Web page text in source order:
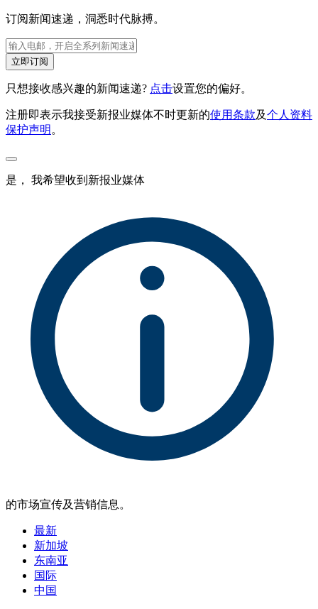
订阅新闻速递，洞悉时代脉搏。
立即订阅
只想接收感兴趣的新闻速递? 点击设置您的偏好。
注册即表示我接受新报业媒体不时更新的使用条款及个人资料
保护声明 。
是， 我希望收到新报业媒体
的市场宣传及营销信息。
最新
新加坡
东南亚
国际
中国